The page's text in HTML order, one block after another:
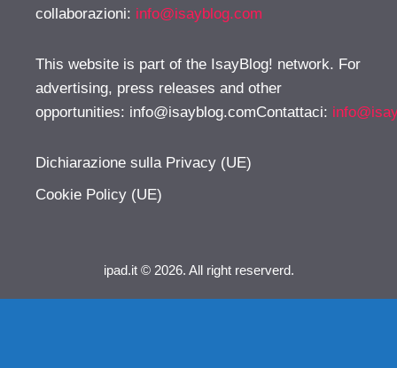
collaborazioni: info@isayblog.com
This website is part of the IsayBlog! network. For
advertising, press releases and other
opportunities: info@isayblog.comContattaci:
Dichiarazione sulla Privacy (UE)
Cookie Policy (UE)
ipad.it © 2026. All right reserverd.